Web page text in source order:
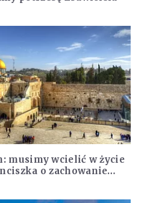
musimy wcielić w życie
o zachowanie
jako dziedzictwa